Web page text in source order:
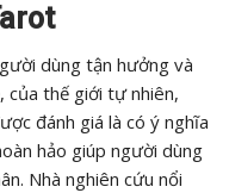
dùng tận hưởng và
của thế giới tự nhiên,
đánh giá là có ý nghĩa
hảo giúp người dùng
Nhà nghiên cứu nổi